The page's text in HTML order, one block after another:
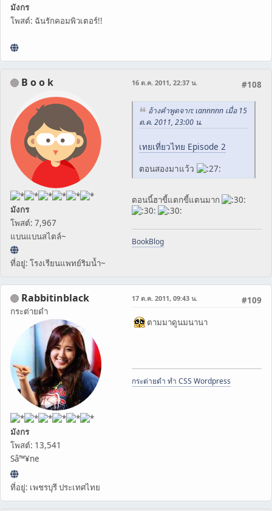
มังกร
โพสต์: ฉันรักคอมพิวเตอร์!!
B o o k
มังกร
โพสต์: 7,967
แบนแบนสไตล์~
ที่อยู่: โรงเรียนแพทย์ริมน้ำ~
#108
16 ต.ค. 2011, 22:37 น.
อ้างคำพูดจาก: ιαппппп เมื่อ 15
ต.ค. 2011, 23:00 น.
เทยเที่ยวไทย Episode 2
ตอนสองมาแว้ว
ตอนนี้ฮาขี้แตกขี้แตนมาก
BookBlog
Rabbitinblack
กระต่ายดำ
มังกร
โพสต์: 13,541
Sâ™¥ne
ที่อยู่: เพชรบุรี ประเทศไทย
#109
17 ต.ค. 2011, 09:43 น.
ตามมาดูนมนานา
กระต่ายดำ ทำ CSS Wordpress